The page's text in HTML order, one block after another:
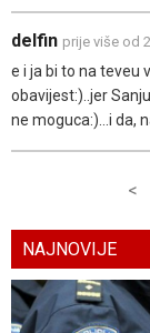
delfin prije više od
e i ja bi to na teveu
obavijest:)..jer
ne moguca:)...i da,
<
NAJNOVIJE